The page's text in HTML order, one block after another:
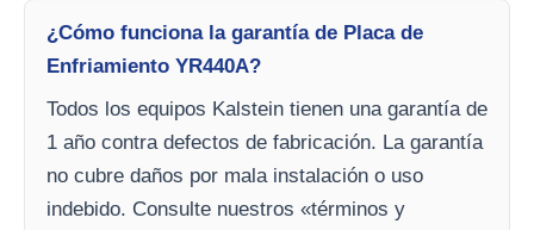
¿Cómo funciona la garantía de Placa de
Enfriamiento YR440A?
Todos los equipos Kalstein tienen una garantía de
1 año contra defectos de fabricación. La garantía
no cubre daños por mala instalación o uso
indebido. Consulte nuestros «términos y